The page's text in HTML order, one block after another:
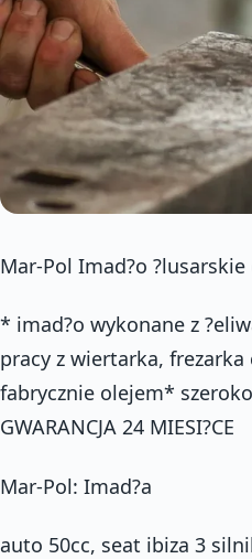
Mar-Pol Imad?o
* imad?o wykonane z
pracy z wiertarka, frezarka
fabrycznie olejem*
GWARANCJA 24 MIESI?CE
Mar-Pol: Imad?a
auto 50cc, seat ibiza 3